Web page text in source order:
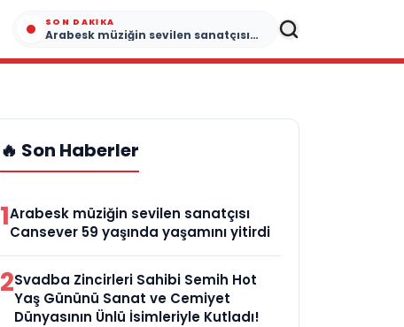
SON DAKIKA
Arabesk müziğin sevilen sanatçısı Cansever 59 yaşında yaşamını yitirdi
🔥 Son Haberler
1Arabesk müziğin sevilen sanatçısı
Cansever 59 yaşında yaşamını yitirdi
2Svadba Zincirleri Sahibi Semih Hot
Yaş Gününü Sanat ve Cemiyet
Dünyasının Ünlü İsimleriyle Kutladı!